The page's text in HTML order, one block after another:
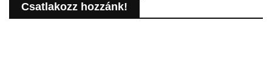
Csatlakozz hozzánk!